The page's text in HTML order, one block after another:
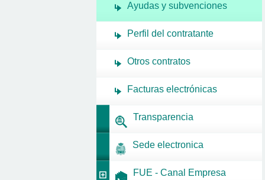
Ayudas y subvenciones
Perfil del contratante
Otros contratos
Facturas electrónicas
Transparencia
Sede electronica
FUE - Canal Empresa